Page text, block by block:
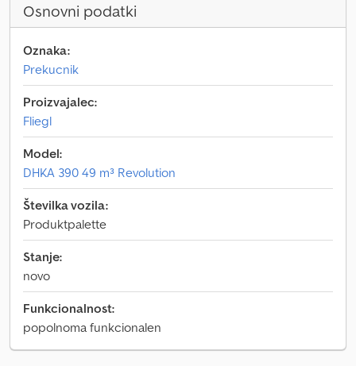
Osnovni podatki
Oznaka:
Prekucnik
Proizvajalec:
Fliegl
Model:
DHKA 390 49 m³ Revolution
Številka vozila:
Produktpalette
Stanje:
novo
Funkcionalnost:
popolnoma funkcionalen